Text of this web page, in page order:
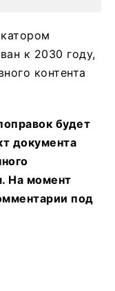
к 2030 году,
контента
будет
документа
На момент
под